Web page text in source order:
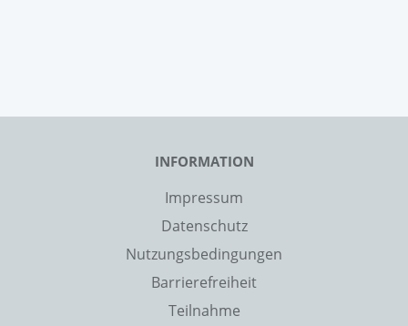
INFORMATION
Impressum
Datenschutz
Nutzungsbedingungen
Barrierefreiheit
Teilnahme